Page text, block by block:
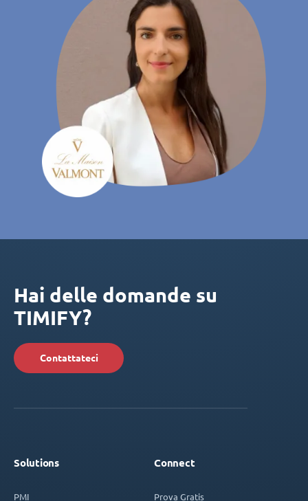
Hai delle domande su
TIMIFY?
Contattateci
Solutions
PMI
Connect
Prova Gratis